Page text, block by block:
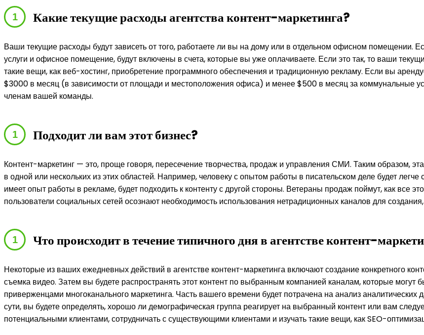
Какие текущие расходы агентства контент-маркетинга?
Ваши текущие расходы будут зависеть от того, работаете ли вы на дому или в отдельном офисном помещении.
услуги и офисное помещение, будут включены в счета, которые вы уже оплачиваете. Если это так, то ваши
такие вещи, как веб-хостинг, приобретение программного обеспечения и традиционную рекламу. Если вы
$3000 в месяц (в зависимости от площади и местоположения офиса) и менее $500 в месяц за коммунальные
членам вашей команды.
Подходит ли вам этот бизнес?
Контент-маркетинг — это, проще говоря, пересечение творчества, продаж и управления СМИ. Таким образом,
в одной или нескольких из этих областей. Например, человеку с опытом работы в писательском деле будет
имеет опыт работы в рекламе, будет подходить к контенту с другой стороны. Ветераны продаж поймут, как все
пользователи социальных сетей осознают необходимость использования нетрадиционных каналов для
Что происходит в течение типичного дня в агентстве контент-
Некоторые из ваших ежедневных действий в агентстве контент-маркетинга включают создание конкретного
съемка видео. Затем вы будете распространять этот контент по выбранным компанией каналам, которые
приверженцами многоканального маркетинга. Часть вашего времени будет потрачена на анализ
сути, вы будете определять, хорошо ли демографическая группа реагирует на выбранный контент или вам
потенциальными клиентами, сотрудничать с существующими клиентами и изучать такие вещи, как SEO-